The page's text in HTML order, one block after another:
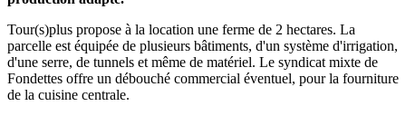
Tour(s)plus propose à la location une ferme de 2 hectares. La
parcelle est équipée de plusieurs bâtiments, d'un système d'irrigation,
d'une serre, de tunnels et même de matériel. Le syndicat mixte de
Fondettes offre un débouché commercial éventuel, pour la fourniture
de la cuisine centrale.